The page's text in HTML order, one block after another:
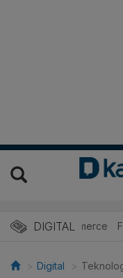
DIGITAL
E-Commerce
Digital